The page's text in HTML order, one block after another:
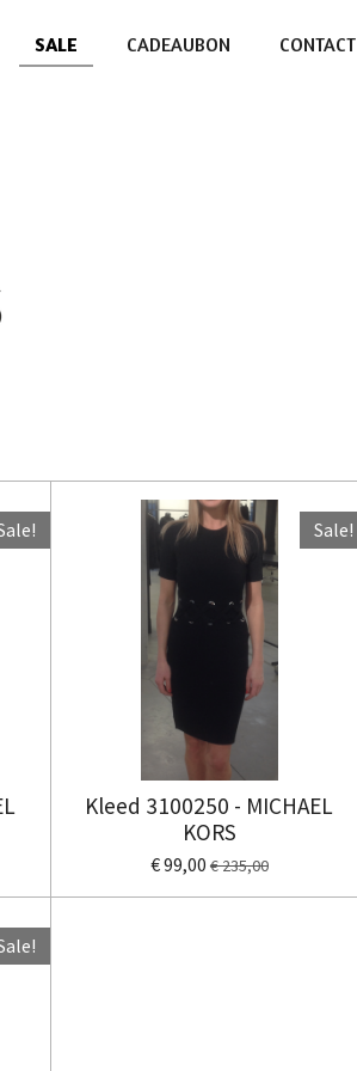
SALE CADEAUBON CONTACT
Sale!
Kleed 3100250 - MICHAEL
KORS
€ 99,00 € 235,00